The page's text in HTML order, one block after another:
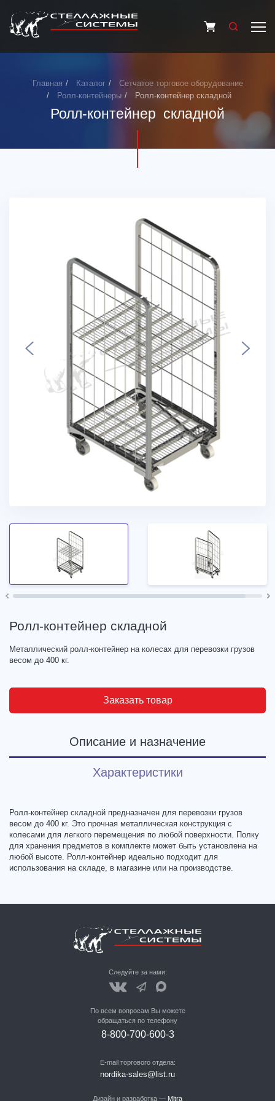
Главная Каталог
Сетчатое торговое оборудование
Ролл-контейнеры
Ролл-контейнер складной
Ролл-контейнер складной
Ролл-контейнер складной
Металлический ролл-контейнер на колесах для перевозки грузов
весом до 400 кг.
Заказать товар
Описание и назначение
Характеристики
Ролл-контейнер складной предназначен для перевозки грузов
весом до 400 кг. Это прочная металлическая конструкция с
колесами для легкого перемещения по любой поверхности. Полку
для хранения предметов в комплекте может быть установлена на
любой высоте. Ролл-контейнер идеально подходит для
использования на складе, в магазине или на производстве.
Следуйте за нами:
По всем вопросам Вы можете
обращаться по телефону
8-800-700-600-3
E-mail торгового отдела:
nordika-sales@list.ru
Дизайн и разработка — Mitra